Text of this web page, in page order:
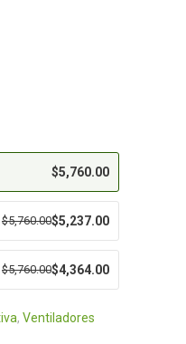
$5,760.00
$5,760.00$5,237.00
$5,760.00$4,364.00
, Ventiladores